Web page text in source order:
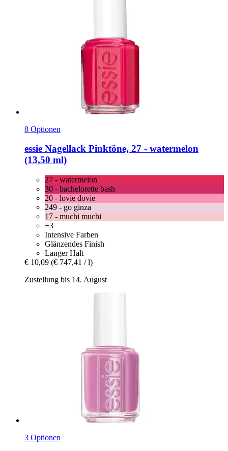
8 Optionen
essie Nagellack Pinktöne, 27 -​ watermelon
(13,50 ml)
27 - watermelon
30 - bachelorette bash
20 - lovie dovie
249 - go ginza
17 - muchi muchi
+3
Intensive Farben
Glänzendes Finish
Langer Halt
€ 10,09 (€ 747,41 / l)
Zustellung bis 14. August
3 Optionen